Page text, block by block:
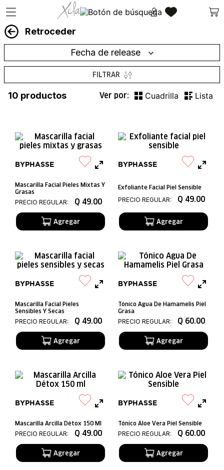
Retroceder
Fecha de release
FILTRAR
10 productos
BYPHASSE
Mascarilla Facial Pieles Mixtas Y
Grasas
PRECIO REGULAR:
Q 49.00
BYPHASSE
Exfoliante Facial Piel Sensible
PRECIO REGULAR:
Q 49.00
BYPHASSE
Mascarilla Facial Pieles
Sensibles Y Secas
PRECIO REGULAR:
Q 49.00
BYPHASSE
Tónico Agua De Hamamelis Piel
Grasa
PRECIO REGULAR:
Q 60.00
BYPHASSE
Mascarilla Arcilla Détox 150 Ml
PRECIO REGULAR:
Q 49.00
BYPHASSE
Tónico Aloe Vera Piel Sensible
PRECIO REGULAR:
Q 60.00